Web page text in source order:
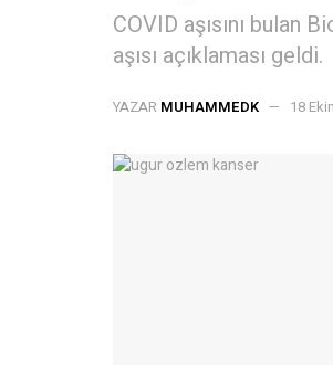
COVID aşısını bulan
aşısı açıklaması geldi.
YAZAR MUHAMMEDK 18